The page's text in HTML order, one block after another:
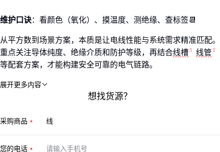
维护口诀：看颜色（氧化）、摸温度、测绝缘、查标签📆
从平方数到场景方案，本质是让电线性能与系统需求精准匹配。
重点关注导体纯度、绝缘介质和防护等级，再结合线槽
线管
等配套方案，才能构建安全可靠的电气链路。
展开更多内容
想找货源？
采购商品
您的电话